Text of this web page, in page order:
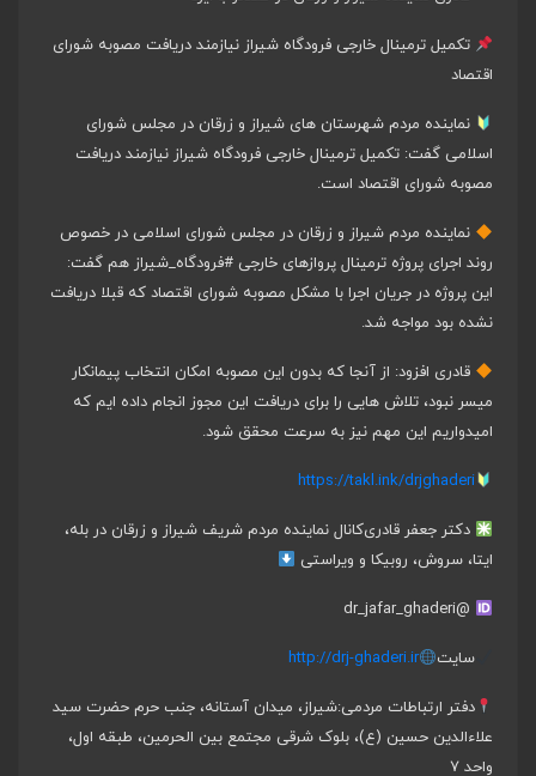
تکمیل ترمینال خارجی فرودگاه شیراز نیازمند دریافت مصوبه شورای
اقتصاد
نماینده مردم شهرستان های شیراز و زرقان در مجلس شورای
اسلامی گفت: تکمیل ترمینال خارجی فرودگاه شیراز نیازمند دریافت
مصوبه شورای اقتصاد است.
نماینده مردم شیراز و زرقان در مجلس شورای اسلامی در خصوص
روند اجرای پروژه ترمینال پروازهای خارجی #فرودگاه_شیراز هم گفت:
این پروژه در جریان اجرا با مشکل مصوبه شورای اقتصاد که قبلا دریافت
نشده بود مواجه شد.
قادری افزود: از آنجا که بدون این مصوبه امکان انتخاب پیمانکار
میسر نبود، تلاش هایی را برای دریافت این مجوز انجام داده ایم که
امیدواریم این مهم نیز به سرعت محقق شود.
https://takl.ink/drjghaderi
دکتر جعفر قادریکانال نماینده مردم شریف شیراز و زرقان در بله،
ایتا، سروش، روبیکا و ویراستی
@dr_jafar_ghaderi
سایت http://drj-ghaderi.ir
دفتر ارتباطات مردمی:شیراز، میدان آستانه، جنب حرم حضرت سید
علاءالدین حسین (ع)، بلوک شرقی مجتمع بین الحرمین، طبقه اول،
واحد ۷